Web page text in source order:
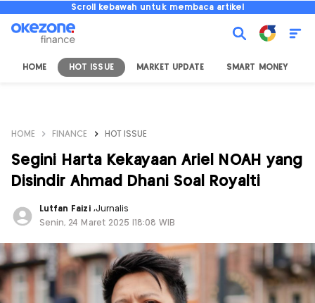
Scroll kebawah untuk membaca artikel
HOME HOT ISSUE MARKET UPDATE SMART MONEY
HOME FINANCE HOT ISSUE
Segini Harta Kekayaan Ariel NOAH yang
Disindir Ahmad Dhani Soal Royalti
Lutfan Faizi ,Jurnalis
Senin, 24 Maret 2025 |18:08 WIB